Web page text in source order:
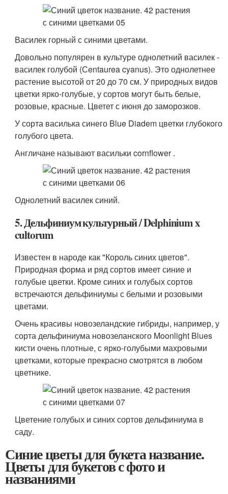
Василек горный с синими цветами.
Довольно популярен в культуре однолетний василек -
василек голубой (Сentaurea cyanus). Это однолетнее
растение высотой от 20 до 70 см. У природных видов
цветки ярко-голубые, у сортов могут быть белые,
розовые, красные. Цветет с июня до заморозков.
У сорта василька синего Blue Diadem цветки глубокого
голубого цвета.
Англичане называют васильки cornflower .
Однолетний василек синий.
5. Дельфиниум культурный / Delphinium x
cultorum
Известен в народе как "Король синих цветов".
Природная форма и ряд сортов имеет синие и
голубые цветки. Кроме синих и голубых сортов
встречаются дельфиниумы с белыми и розовыми
цветами.
Очень красивы новозеландские гибриды, например, у
сорта дельфиниума новозеланского Moonlight Blues
кисти очень плотные, с ярко-голубыми махровыми
цветками, которые прекрасно смотрятся в любом
цветнике.
Цветение голубых и синих сортов дельфиниума в
саду.
Синие цветы для букета название.
Цветы для букетов с фото и
названиями